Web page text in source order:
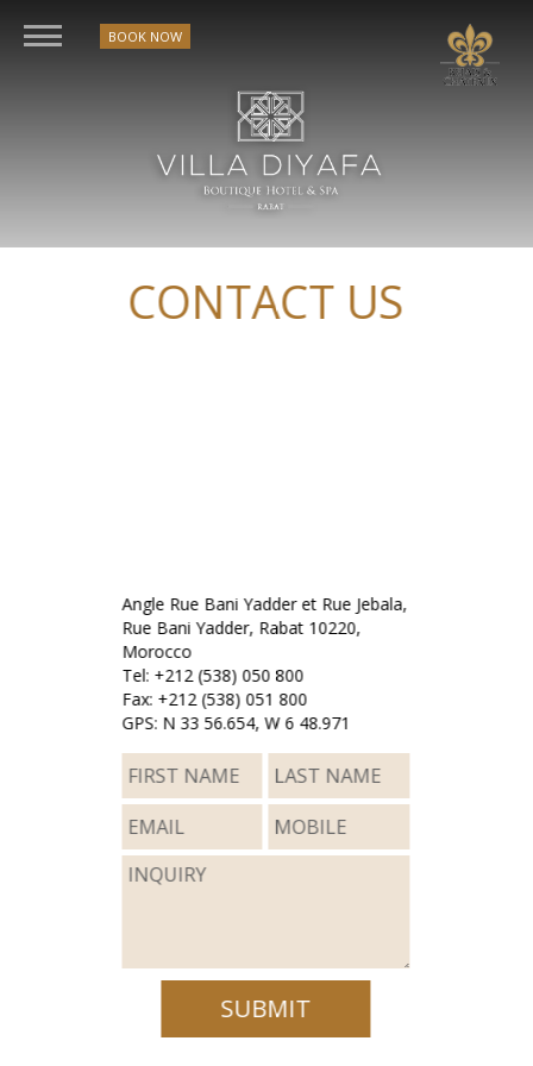
BOOK NOW
CONTACT US
Angle Rue Bani Yadder et Rue Jebala,
Rue Bani Yadder, Rabat 10220,
Morocco
Tel: +212 (538) 050 800
Fax: +212 (538) 051 800
GPS: N 33 56.654, W 6 48.971